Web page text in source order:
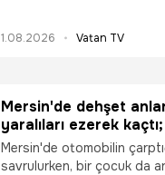
güvenlik kamerasına yansıdı.
1.08.2026 Vatan TV
Mersin'de dehşet
yaralıları ezerek
Mersin'de otomobilin
savrulurken, bir çocuk da